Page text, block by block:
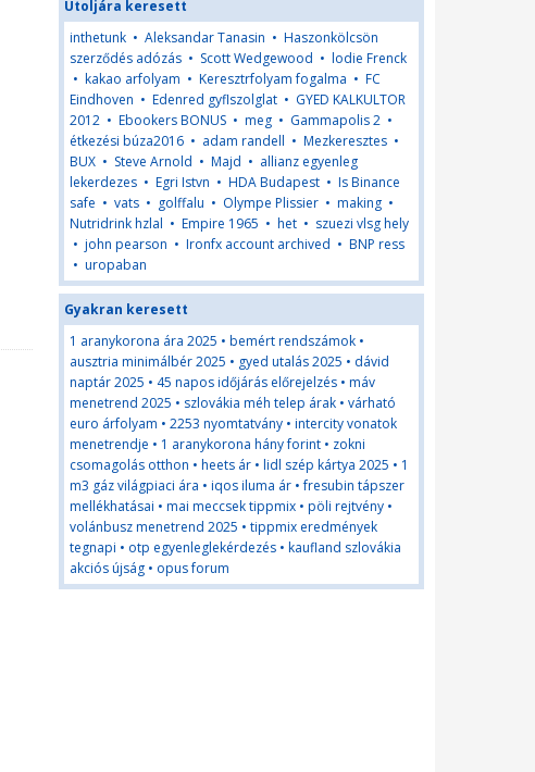
Utoljára keresett
inthetunk • Aleksandar Tanasin • Haszonkölcsön
szerződés adózás • Scott Wedgewood • lodie Frenck
• kakao arfolyam • Keresztrfolyam fogalma • FC
Eindhoven • Edenred gyflszolglat • GYED KALKULTOR
2012 • Ebookers BONUS • meg • Gammapolis 2 •
étkezési búza2016 • adam randell • Mezkeresztes •
BUX • Steve Arnold • Majd • allianz egyenleg
lekerdezes • Egri Istvn • HDA Budapest • Is Binance
safe • vats • golffalu • Olympe Plissier • making •
Nutridrink hzlal • Empire 1965 • het • szuezi vlsg hely
• john pearson • Ironfx account archived • BNP ress
• uropaban
Gyakran keresett
1 aranykorona ára 2025 • bemért rendszámok •
ausztria minimálbér 2025 • gyed utalás 2025 • dávid
naptár 2025 • 45 napos időjárás előrejelzés • máv
menetrend 2025 • szlovákia méh telep árak • várható
euro árfolyam • 2253 nyomtatvány • intercity vonatok
menetrendje • 1 aranykorona hány forint • zokni
csomagolás otthon • heets ár • lidl szép kártya 2025 • 1
m3 gáz világpiaci ára • iqos iluma ár •fresubin tápszer
mellékhatásai • mai meccsek tippmix • pöli rejtvény •
volánbusz menetrend 2025 • tippmix eredmények
tegnapi • otp egyenleglekérdezés • kaufland szlovákia
akciós újság • opus forum